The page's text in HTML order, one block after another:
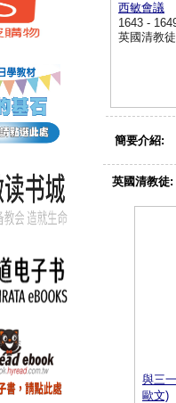
西敏會議
1643 -
英國清教徒
簡要介紹:
英國清教徒:
與三
歐文)